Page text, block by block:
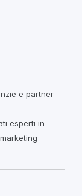
e partner
esperti in